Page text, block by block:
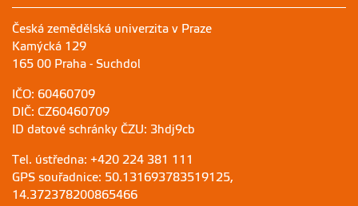
Česká zemědělská univerzita v Praze
Kamýcká 129
165 00 Praha - Suchdol
IČO: 60460709
DIČ: CZ60460709
ID datové schránky ČZU: 3hdj9cb
Tel. ústředna: +420 224 381 111
GPS souřadnice: 50.131693783519125,
14.372378200865466